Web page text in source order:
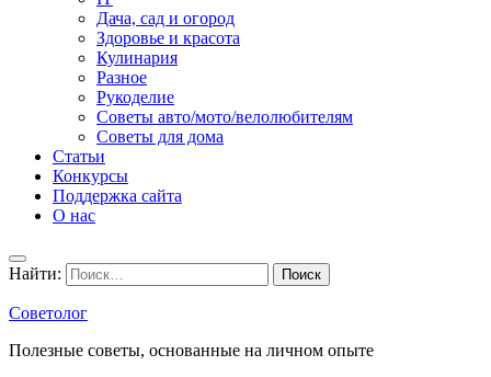
Дача, сад и огород
Здоровье и красота
Кулинария
Разное
Рукоделие
Советы авто/мото/велолюбителям
Советы для дома
Статьи
Конкурсы
Поддержка сайта
О нас
Найти:
Советолог
Полезные советы, основанные на личном опыте